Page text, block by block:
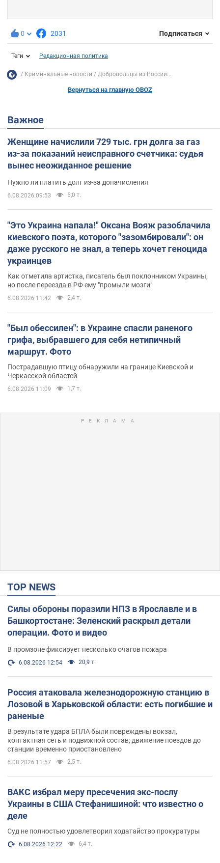
0 2031 Подписаться
Теги Редакционная политика
Криминальные новости Добровольцы из России:...
Вернуться на главную OBOZ
Важное
Женщине начислили 729 тыс. грн долга за газ
из-за показаний неисправного счетчика: судья
вынес неожиданное решение
Нужно ли платить долг из-за доначисления
6.08.2026 09:53 5,0 т.
"Это Украина напала!" Оксана Вояж разоблачила
киевского поэта, которого "зазомбировали": он
даже русского не знал, а теперь хочет геноцида
украинцев
Как отметила артистка, писатель был поклонником Украины,
но после переезда в РФ ему "промыли мозги"
6.08.2026 11:42 2,4 т.
"Был обессилен": в Украине спасли раненого
грифа, выбравшего для себя нетипичный
маршрут. Фото
Пострадавшую птицу обнаружили на границе Киевской и
Черкасской областей
6.08.2026 11:09 1,7 т.
TOP NEWS
Силы обороны поразили НПЗ в Ярославле и в
Башкортостане: Зеленский раскрыл детали
операции. Фото и видео
В промзоне фиксирует несколько очагов пожара
6.08.2026 12:54 20,9 т.
Россия атаковала железнодорожную станцию в
Лозовой в Харьковской области: есть погибшие и
раненые
В результате удара БПЛА были повреждены вокзал,
контактная сеть и подвижной состав; движение поездов до
станции временно приостановлено
6.08.2026 11:57 2,5 т.
ВАКС избрал меру пресечения экс-послу
Украины в США Стефанишиной: что известно о
деле
Суд не полностью удовлетворил ходатайство прокуратуры
6.08.2026 12:22 6,4 т.